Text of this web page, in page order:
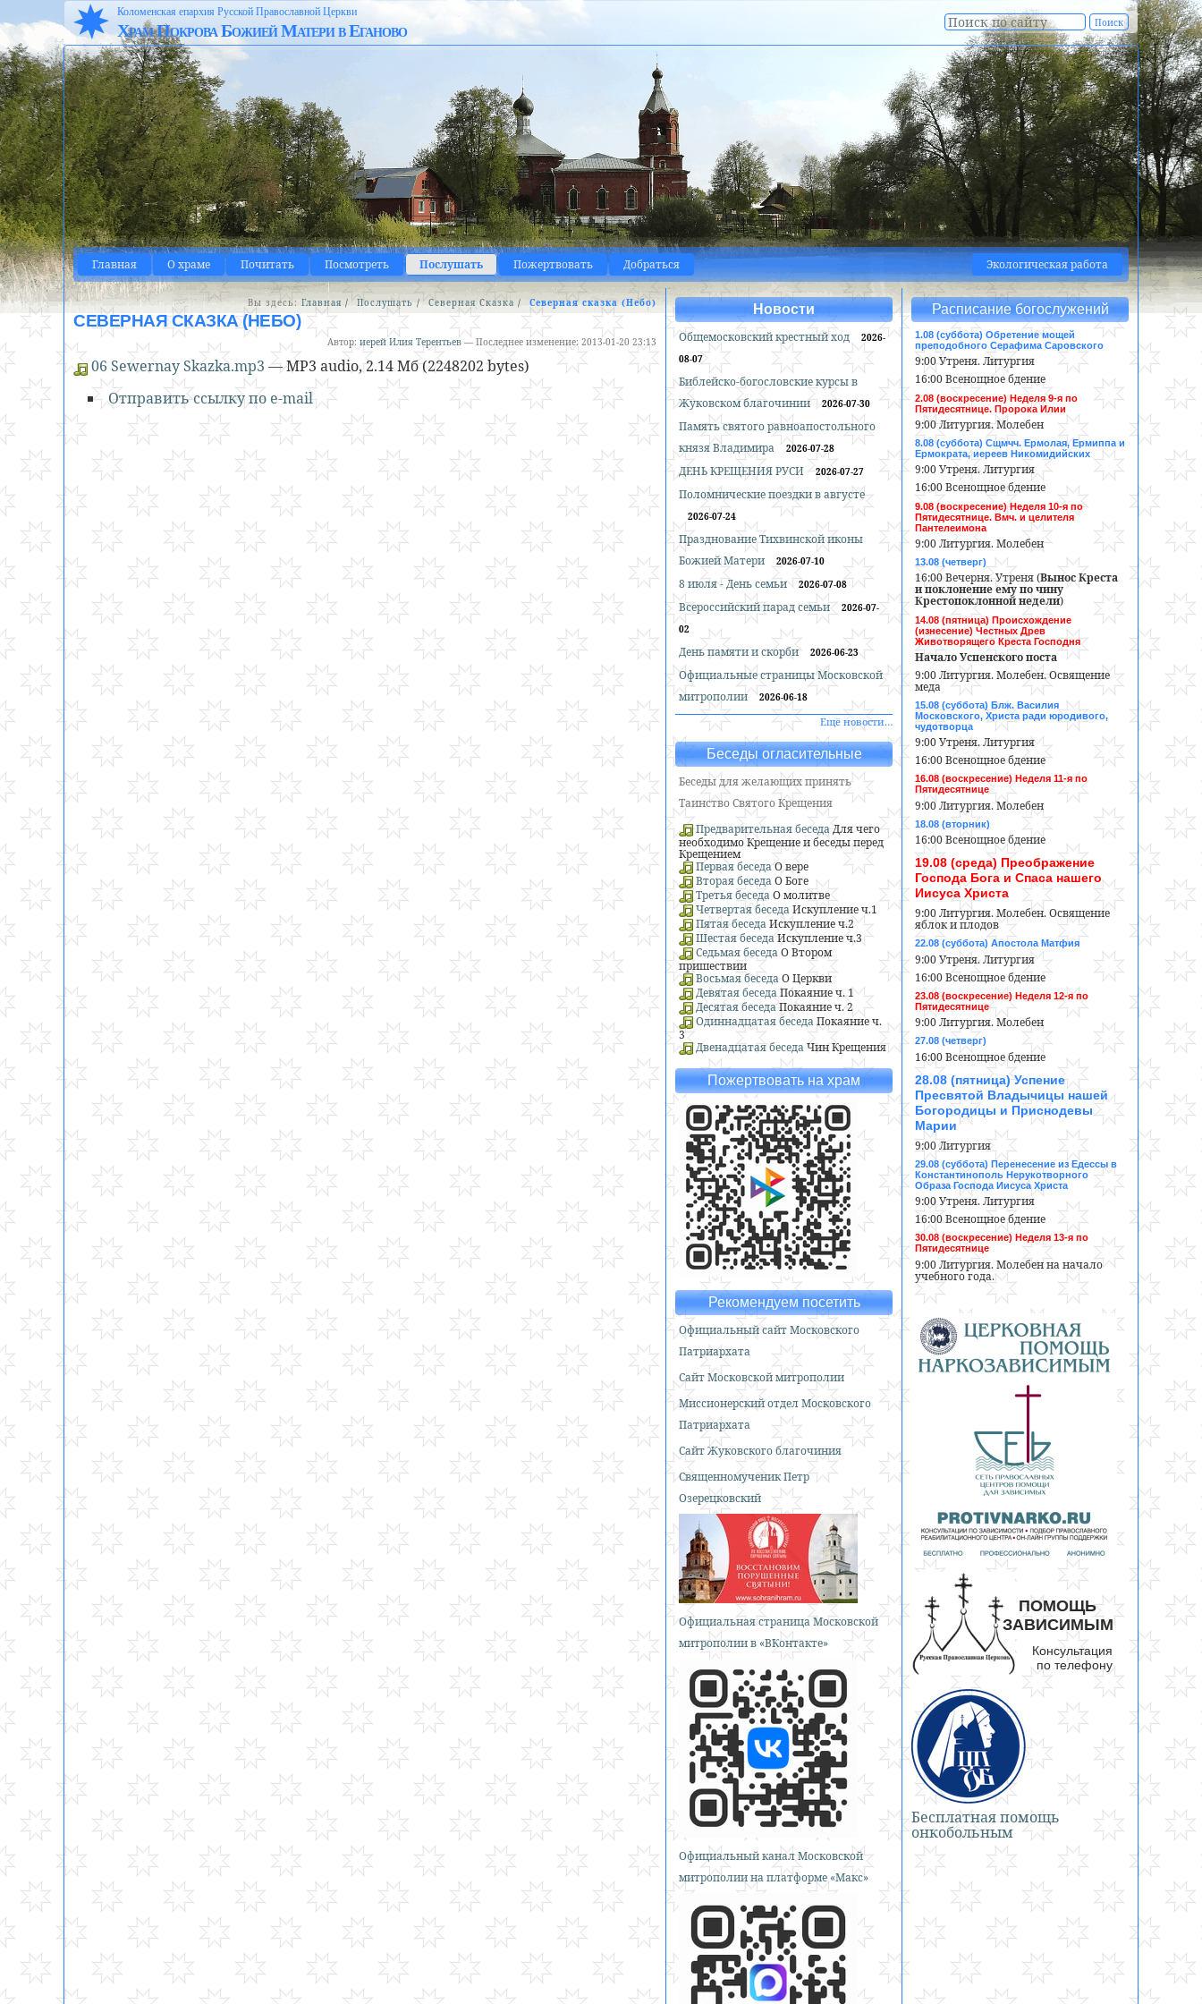
Коломенская епархия Русской Православной Церкви
Храм Покрова Божией Матери в Еганово
Главная О храме Почитать Посмотреть Послушать Пожертвовать Добраться Экологическая работа
Вы здесь: Главная /Послушать /Северная Сказка /Северная сказка (Небо)
СЕВЕРНАЯ СКАЗКА (НЕБО)
Автор: иерей Илия Терентьев — Последнее изменение: 2013-01-20 23:13
06 Sewernay Skazka.mp3 — MP3 audio, 2.14 Мб (2248202 bytes)
Отправить ссылку по e-mail
Новости
Общемосковский крестный ход
2026-
08-07
Библейско-богословские курсы в
Жуковском благочинии
2026-07-30
Память святого равноапостольного
князя Владимира
2026-07-28
ДЕНЬ КРЕЩЕНИЯ РУСИ 2026-07-27
Поломнические поездки в августе
2026-07-24
Празднование Тихвинской иконы
Божией Матери
2026-07-10
8 июля - День семьи 2026-07-08
Всероссийский парад семьи
2026-07-
02
День памяти и скорби 2026-06-23
Официальные страницы Московской
митрополии
2026-06-18
Ещё новости…
Беседы огласительные
Беседы для желающих принять
Таинство Святого Крещения
Предварительная беседаДля чего
необходимо Крещение и беседы перед
Крещением
Первая беседа О вере
Вторая беседа О Боге
Третья беседа О молитве
Четвертая беседа Искупление ч.1
Пятая беседа Искупление ч.2
Шестая беседаИскупление ч.3
Седьмая беседа О Втором
пришествии
Восьмая беседа О Церкви
Девятая беседаПокаяние ч. 1
Десятая беседаПокаяние ч. 2
Одиннадцатая беседа Покаяние ч.
3
Двенадцатая беседа Чин Крещения
Пожертвовать на храм
Рекомендуем посетить
Официальный сайт Московского
Патриархата
Сайт Московской митрополии
Миссионерский отдел Московского
Патриархата
Сайт Жуковского благочиния
Священномученик Петр
Озерецковский
Официальная страница Московской
митрополии в «ВКонтакте»
Официальный канал Московской
митрополии на платформе «Макс»
Расписание богослужений
1.08 (суббота) Обретение мощей
преподобного Серафима Саровского
9:00 Утреня. Литургия
16:00 Всенощное бдение
2.08 (воскресение) Неделя 9-я по
Пятидесятнице. Пророка Илии
9:00 Литургия. Молебен
8.08 (суббота) Сщмчч. Ермолая, Ермиппа и
Ермократа, иереев Никомидийских
9:00 Утреня. Литургия
16:00 Всенощное бдение
9.08 (воскресение) Неделя 10-я по
Пятидесятнице. Вмч. и целителя
Пантелеимона
9:00 Литургия. Молебен
13.08 (четверг)
16:00 Вечерня. Утреня (Вынос Креста
и поклонение ему по чину
Крестопоклонной недели)
14.08 (пятница) Происхождение
(изнесение) Честных Древ
Животворящего Креста Господня
Начало Успенского поста
9:00 Литургия. Молебен. Освящение
меда
15.08 (суббота) Блж. Василия
Московского, Христа ради юродивого,
чудотворца
9:00 Утреня. Литургия
16:00 Всенощное бдение
16.08 (воскресение) Неделя 11-я по
Пятидесятнице
9:00 Литургия. Молебен
18.08 (вторник)
16:00 Всенощное бдение
19.08 (среда) Преображение
Господа Бога и Спаса нашего
Иисуса Христа
9:00 Литургия. Молебен. Освящение
яблок и плодов
22.08 (суббота) Апостола Матфия
9:00 Утреня. Литургия
16:00 Всенощное бдение
23.08 (воскресение) Неделя 12-я по
Пятидесятнице
9:00 Литургия. Молебен
27.08 (четверг)
16:00 Всенощное бдение
28.08 (пятница) Успение
Пресвятой Владычицы нашей
Богородицы и Приснодевы
Марии
9:00 Литургия
29.08 (суббота) Перенесение из Едессы в
Константинополь Нерукотворного
Образа Господа Иисуса Христа
9:00 Утреня. Литургия
16:00 Всенощное бдение
30.08 (воскресение) Неделя 13-я по
Пятидесятнице
9:00 Литургия. Молебен на начало
учебного года.
Бесплатная помощь
онкобольным